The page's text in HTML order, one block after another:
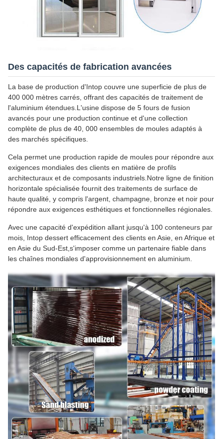
Des capacités de fabrication avancées
La base de production d'Intop couvre une superficie de plus de
400 000 mètres carrés, offrant des capacités de traitement de
l'aluminium étendues.L'usine dispose de 5 fours de fusion
avancés pour une production continue et d'une collection
complète de plus de 40, 000 ensembles de moules adaptés à
des marchés spécifiques.
Cela permet une production rapide de moules pour répondre aux
exigences mondiales des clients en matière de profils
architecturaux et de composants industriels.Notre ligne de finition
horizontale spécialisée fournit des traitements de surface de
haute qualité, y compris l'argent, champagne, bronze et noir pour
répondre aux exigences esthétiques et fonctionnelles régionales.
Avec une capacité d'expédition allant jusqu'à 100 conteneurs par
mois, Intop dessert efficacement des clients en Asie, en Afrique et
en Asie du Sud-Est,s'imposer comme un partenaire fiable dans
les chaînes mondiales d'approvisionnement en aluminium.